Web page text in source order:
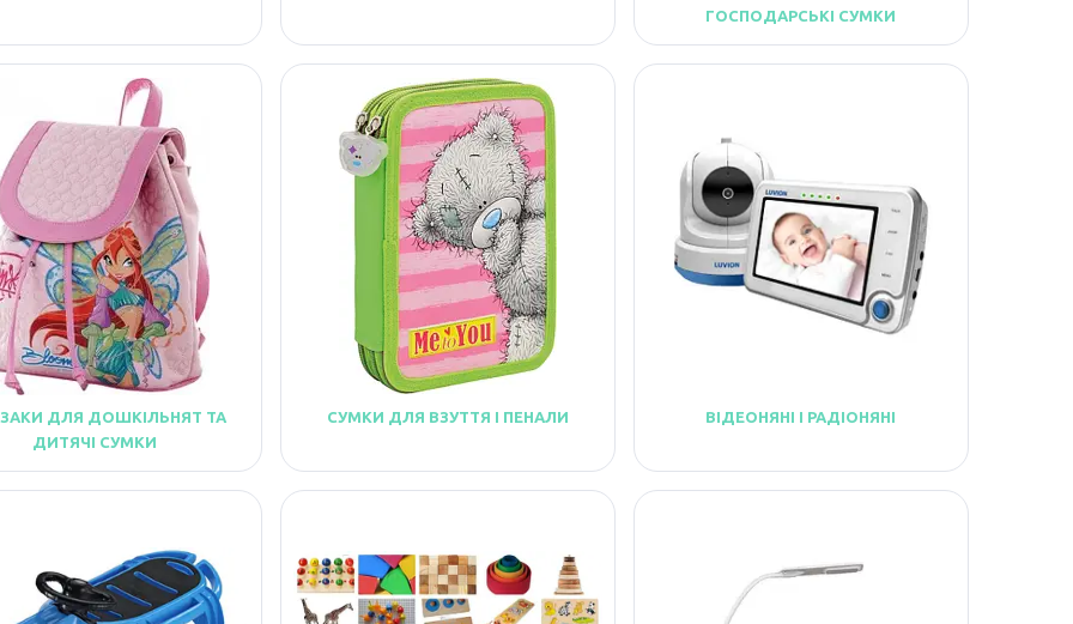
ГОСПОДАРСЬКІ СУМКИ
ДЛЯ ДОШКІЛЬНЯТ ТА
ДИТЯЧІ СУМКИ
СУМКИ ДЛЯ ВЗУТТЯ І ПЕНАЛИ ВІДЕОНЯНІ І РАДІОНЯНІ